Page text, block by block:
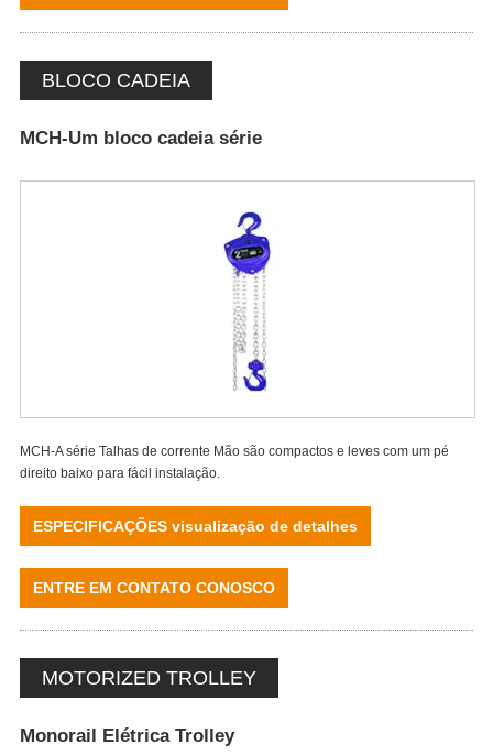
BLOCO CADEIA
MCH-Um bloco cadeia série
MCH-A série Talhas de corrente Mão são compactos e leves com um pé
direito baixo para fácil instalação.
ESPECIFICAÇÕES visualização de detalhes
ENTRE EM CONTATO CONOSCO
MOTORIZED TROLLEY
Monorail Elétrica Trolley